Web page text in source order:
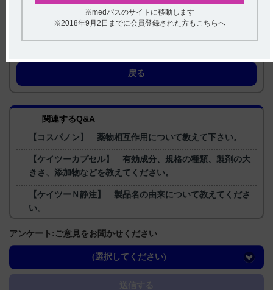
【更新年月】
戻る
関連するQ&A
【コスパノン】 薬物相互作用について教えて下さい。
【ケイツーカプセル】 有効成分、規格の種類、製剤の大
きさ、添加物などを教えてください。
【ケイツーＮ静注】 製品名の由来について教えてくださ
い。
【インフリー】 警告とその設定理由について教えてくだ
さい。
【ケイツーシロップ】 薬剤交付時など取り扱いで、注意
アンケート:ご意見をお聞かせください
(選択してください)
※medパスのサイトに移動します
※2018年9月2日までに会員登録された方もこちらへ